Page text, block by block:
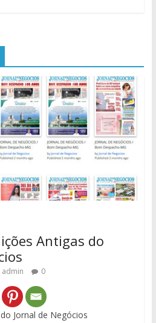
Antigas do
admin 0
Jornal de Negócios